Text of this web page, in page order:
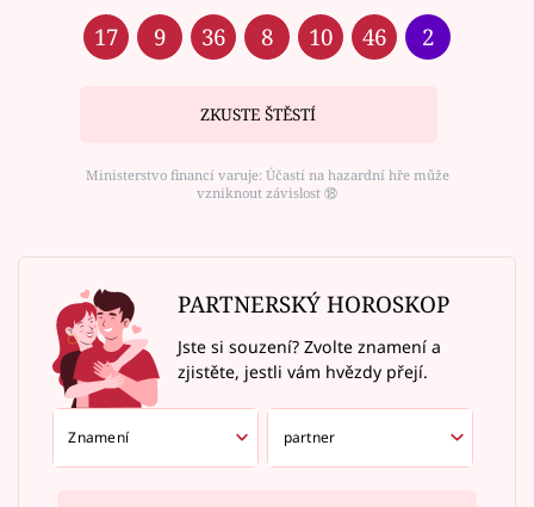
17 9 36 8 10 46 2
ZKUSTE ŠTĚSTÍ
Ministerstvo financí varuje: Účastí na hazardní hře může
vzniknout závislost ⑱
PARTNERSKÝ HOROSKOP
Jste si souzení? Zvolte znamení a
zjistěte, jestli vám hvězdy přejí.